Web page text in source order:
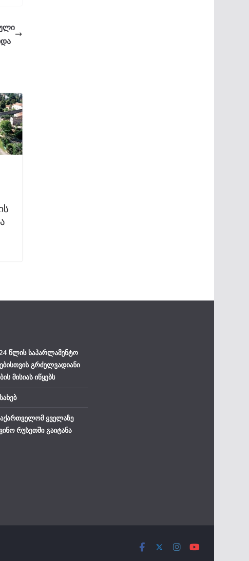
წლის საპარლამენტო
გრძელვადიანი
მისიას იწყებს
ყველაზე
რუსეთში გაიტანა